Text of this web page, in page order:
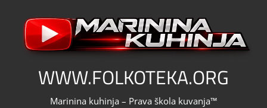
content
WWW.FOLKOTEKA.ORG
Marinina kuhinja – Prava škola kuvanja™